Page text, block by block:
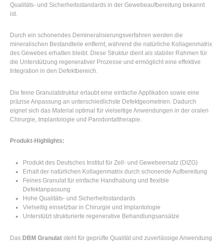
Qualitäts- und Sicherheitsstandards in der Gewebeaufbereitung bekannt
ist.
Durch ein schonendes Demineralisierungsverfahren werden die
mineralischen Bestandteile entfernt, während die natürliche Kollagenmatrix
des Gewebes erhalten bleibt. Diese Struktur dient als stabiler Rahmen für
die Unterstützung regenerativer Prozesse und ermöglicht eine effektive
Integration in den Defektbereich.
Die feine Granulatstruktur erlaubt eine einfache Applikation sowie eine
präzise Anpassung an unterschiedlichste Defektgeometrien. Dadurch
eignet sich das Material optimal für vielseitige Anwendungen in der oralen
Chirurgie, Implantologie und Parodontaltherapie.
Produkt-Highlights:
Produkt des Deutsches Institut für Zell- und Gewebeersatz (DIZG)
Erhalt der natürlichen Kollagenmatrix durch schonende Aufbereitung
Feines Granulat für einfache Handhabung und flexible
Defektanpassung
Hohe Qualitäts- und Sicherheitsstandards
Vielseitig einsetzbar in Chirurgie und Implantologie
Unterstützt strukturierte regenerative Behandlungsansätze
Das DBM Granulat steht für geprüfte Qualität und zuverlässige Anwendung